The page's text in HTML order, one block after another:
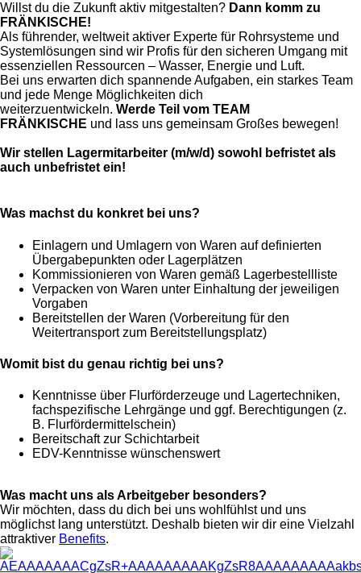
Willst du die Zukunft aktiv mitgestalten? Dann komm zu
FRÄNKISCHE!
Als führender, weltweit aktiver Experte für Rohrsysteme und
Systemlösungen sind wir Profis für den sicheren Umgang mit
essenziellen Ressourcen – Wasser, Energie und Luft.
Bei uns erwarten dich spannende Aufgaben, ein starkes Team
und jede Menge Möglichkeiten dich
weiterzuentwickeln. Werde Teil vom TEAM
FRÄNKISCHE und lass uns gemeinsam Großes bewegen!
Wir stellen Lagermitarbeiter (m/w/d) sowohl befristet als
auch unbefristet ein!
Was machst du konkret bei uns?
Einlagern und Umlagern von Waren auf definierten
Übergabepunkten oder Lagerplätzen
Kommissionieren von Waren gemäß Lagerbestellliste
Verpacken von Waren unter Einhaltung der jeweiligen
Vorgaben
Bereitstellen der Waren (Vorbereitung für den
Weitertransport zum Bereitstellungsplatz)
Womit bist du genau richtig bei uns?
Kenntnisse über Flurförderzeuge und Lagertechniken,
fachspezifische Lehrgänge und ggf. Berechtigungen (z.
B. Flurfördermittelschein)
Bereitschaft zur Schichtarbeit
EDV-Kenntnisse wünschenswert
Was macht uns als Arbeitgeber besonders?
Wir möchten, dass du dich bei uns wohlfühlst und uns
möglichst lang unterstützt. Deshalb bieten wir dir eine Vielzahl
attraktiver Benefits.